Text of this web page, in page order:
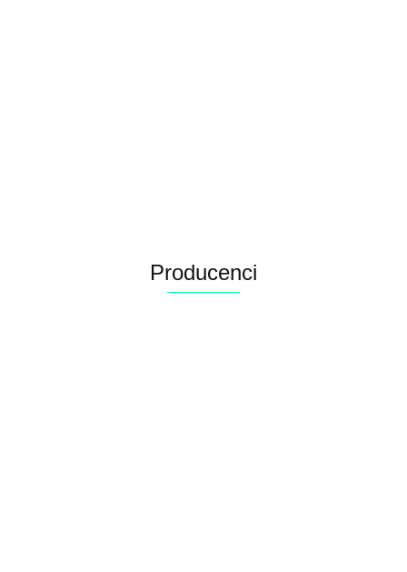
Producenci